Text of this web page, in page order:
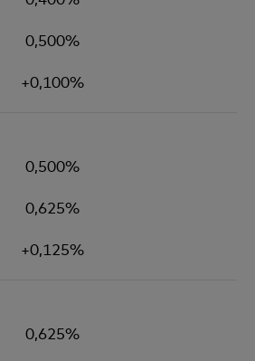
0,500%
+0,100%
0,500%
0,625%
+0,125%
0,625%